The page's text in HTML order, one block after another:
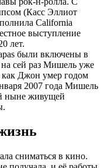
(Касс Эллиот
California
выступление
лет.
были включены в
сей раз Мишель уже
как Джон умер годом
2007 года Мишель
ныне живущей
сниматься в кино.